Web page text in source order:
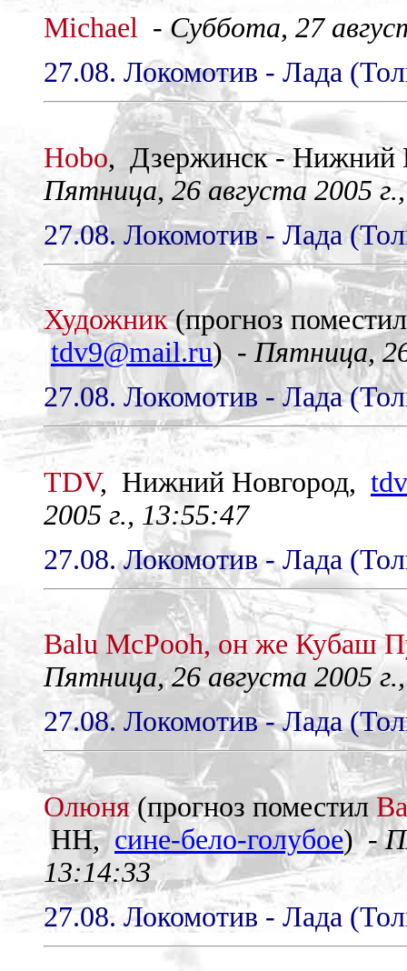
Michael - Суббота, 27
27.08. Локомотив - Лада
Hobo, Дзержинск - Нижний
Пятница, 26 августа 2005
27.08. Локомотив - Лада
Художник(прогноз
tdv9@mail.ru) -Пятница,
27.08. Локомотив - Лада
TDV, Нижний Новгород,
2005 г., 13:55:47
27.08. Локомотив - Лада
Balu McPooh, он же Кубаш
Пятница, 26 августа 2005
27.08. Локомотив - Лада
Олюня(прогноз поместил
НН, сине-бело-голубое) -
13:14:33
27.08. Локомотив - Лада